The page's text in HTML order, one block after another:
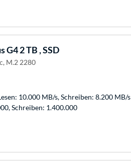
G4 2 TB , SSD
M.2 2280
10.000 MB/s, Schreiben: 8.200 MB/s
Schreiben: 1.400.000